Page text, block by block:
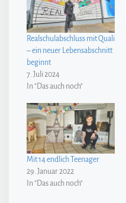
Realschulabschluss mit Quali
– ein neuer Lebensabschnitt
beginnt
7. Juli 2024
In "Das auch noch"
Mit 14 endlich Teenager
29. Januar 2022
In "Das auch noch"